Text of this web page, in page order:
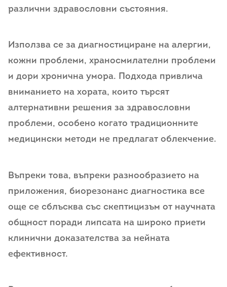
различни здравословни състояния.
Използва се за диагностициране на алергии,
кожни проблеми, храносмилателни проблеми
и дори хронична умора. Подхода привлича
вниманието на хората, които търсят
алтернативни решения за здравословни
проблеми, особено когато традиционните
медицински методи не предлагат облекчение.
Въпреки това, въпреки разнообразието на
приложения, биорезонанс диагностика все
още се сблъсква със скептицизъм от научната
общност поради липсата на широко приети
клинични доказателства за нейната
ефективност.